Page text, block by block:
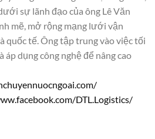
sự lãnh đạo của ông Lê Văn
mẽ, mở rộng mạng lưới vận
quốc tế. Ông tập trung vào việc tối
áp dụng công nghệ để nâng cao
DTL.Logistics/